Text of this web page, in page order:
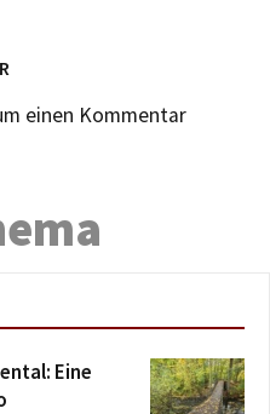
einen Kommentar
Eine